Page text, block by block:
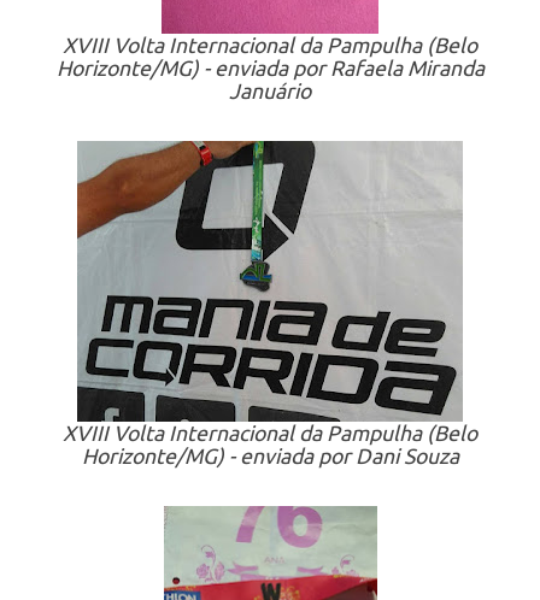
XVIII Volta Internacional da Pampulha (Belo
Horizonte/MG) - enviada por Rafaela Miranda
Januário
XVIII Volta Internacional da Pampulha (Belo
Horizonte/MG) - enviada por Dani Souza